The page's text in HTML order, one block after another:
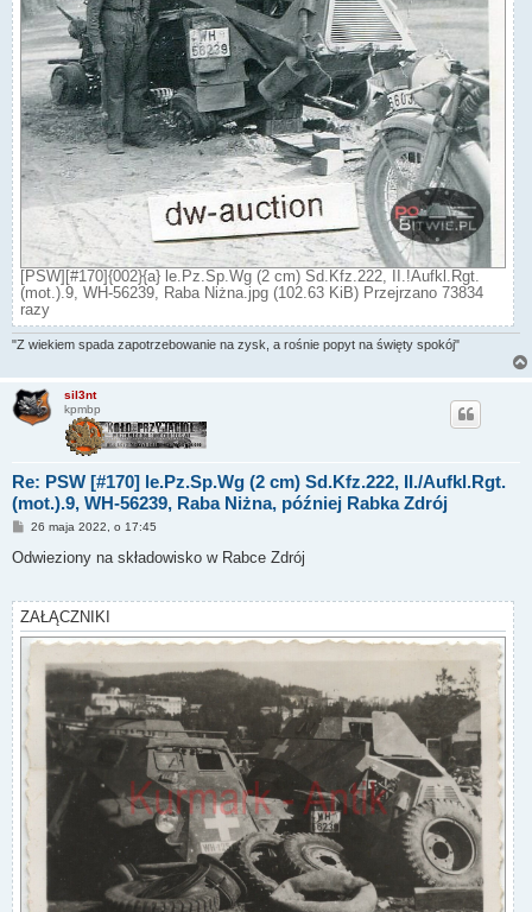
[PSW][#170]{002}{a} le.Pz.Sp.Wg (2 cm) Sd.Kfz.222, II.!Aufkl.Rgt.
(mot.).9, WH-56239, Raba Niżna.jpg (102.63 KiB) Przejrzano 73834
razy
"Z wiekiem spada zapotrzebowanie na zysk, a rośnie popyt na święty spokój"
sil3nt
kpmbp
Re: PSW [#170] le.Pz.Sp.Wg (2 cm) Sd.Kfz.222, II./Aufkl.Rgt.
(mot.).9, WH-56239, Raba Niżna, później Rabka Zdrój
P
s
26 maja 2022, o 17:45
Odwieziony na składowisko w Rabce Zdrój
ZAŁĄCZNIKI